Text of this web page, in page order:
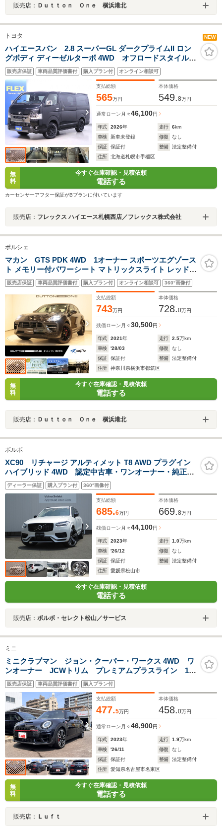
販売店： Ｄｕｔｔｏｎ Ｏｎｅ 横浜港北
トヨタ NEW
ハイエースバン 2.8 スーパーGL ダークプライムII ロン
グボディ ディーゼルターボ 4WD オフロードスタイル
PKG
販売店保証 車両品質評価書付 購入プラン付 オンライン相談可
支払総額
565万円
本体価格
549.8万円
通常ローン 月々46,100円
年式 2026年 走行 6km
車検
新車未登録 修復
なし
保証
保証付 整備
法定整備付
住所
北海道札幌市手稲区
無
料
今すぐ在庫確認・見積依頼
電話する
カーセンサーアフター保証がBプランに付いています
販売店： フレックス ハイエース札幌西店／フレックス株式会社
ポルシェ
マカン GTS PDK 4WD 1オーナー スポーツエグゾース
ト メモリー付パワーシート マトリックスライト レッドシ
ートベルト カラークレストホイールキャップ シートヒー
ター レッドキャリパー サラウンドビューカメラ 純正ナビ
ゲーション
販売店保証 車両品質評価書付 購入プラン付 オンライン相談可 360°画像付
支払総額
743万円
本体価格
728.0万円
残価ローン 月々30,500円
年式 2021年 走行 2.5万km
車検
'28/03 修復
なし
保証
保証付 整備
法定整備付
住所
神奈川県横浜市都筑区
無
料
今すぐ在庫確認・見積依頼
電話する
販売店： Ｄｕｔｔｏｎ Ｏｎｅ 横浜港北
ボルボ
XC90 リチャージ アルティメット T8 AWD プラグイン
ハイブリッド 4WD 認定中古車・ワンオーナー・純正ド
ラレコ・グーグル搭載・B&W プレミアムサウンドシステ
ム・22インチ純正AW・パノラマガラスサンルーフ・ステ
アリングホイールヒーター
ディーラー保証 購入プラン付 360°画像付
支払総額
685.6万円
本体価格
669.8万円
残価ローン 月々44,100円
年式 2023年 走行 1.0万km
車検
'26/12 修復
なし
保証
保証付 整備
法定整備付
住所
愛媛県松山市
今すぐ在庫確認・見積依頼
電話する
販売店： ボルボ・セレクト松山／サービス
ミニ
ミニクラブマン ジョン・クーパー・ワークス 4WD ワ
ンオーナー JCWトリム プレミアムプラスライン 19
インチアロイホイール ピアノブラックエクステリア
ダイナミカレザーJCWスポーツシート スマートフォン
インテグレーション ドライビングアシスト
販売店保証 車両品質評価書付 購入プラン付
支払総額
477.5万円
本体価格
458.0万円
通常ローン 月々46,900円
年式 2023年 走行 1.9万km
車検
'26/11 修復
なし
保証
保証付 整備
法定整備付
住所
愛知県名古屋市名東区
無
料
今すぐ在庫確認・見積依頼
電話する
販売店： Ｌｕｆｔ